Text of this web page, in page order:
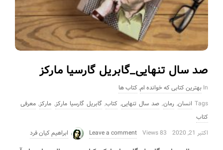
صد سال تنهایی_گابریل گارسیا مارکز
In بهترین کتابی که خوانده ام, کتاب ها
Tags انسان,رمان, صد سال تنهایی, کتاب, گابریل گارسیا مارکز, مارکز, معرفی
کتاب
اکتبر 21, 2020
83 Views
Leave a comment ابراهیم کیان فرد